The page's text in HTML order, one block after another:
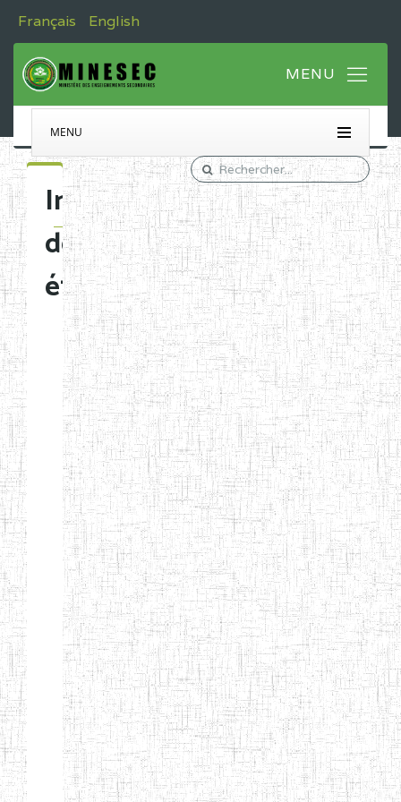
Français English
MENU
Immatriculation
des
établissements
Etablissements
d'enseignement
normal
ENI
Chercher:
Effacer les filtres
Denomination
Type